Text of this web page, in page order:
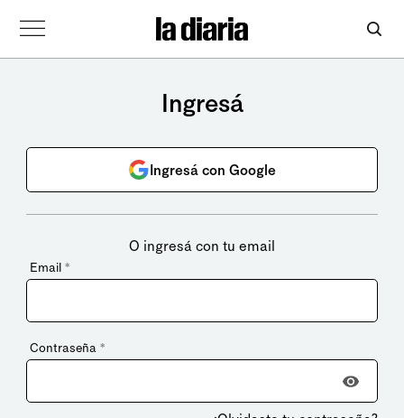
Ingresá
Ingresá con Google
O ingresá con tu email
Email *
Contraseña *